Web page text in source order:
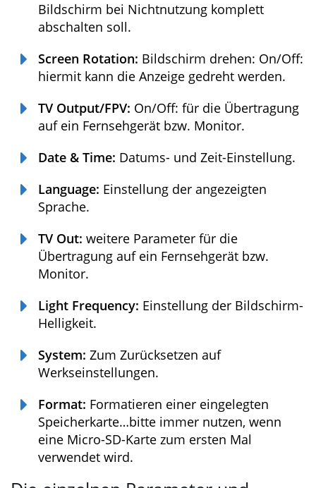
Screen Save:Bildschirmschoner:
der Bildschirm bei Nichtnutzung komplett
abschalten soll.
Screen Rotation:Bildschirm drehen:
On/Off: hiermit kann die Anzeige gedreht
Übertragung auf ein Fernsehgerät bzw.
Monitor.
Date & Time:Datums- und Zeit-
Einstellung.
Sprache.
Übertragung auf ein Fernsehgerät bzw.
Monitor.
Light Frequency:Einstellung der
Bildschirm-Helligkeit.
System:Zum Zurücksetzen auf